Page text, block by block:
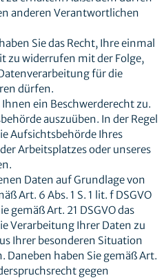
anderen Verantwortlichen
Sie das Recht, Ihre einmal
zu widerrufen mit der Folge,
für die
dürfen.
ein Beschwerderecht zu.
auszuüben. In der Regel
Aufsichtsbehörde Ihres
Arbeitsplatzes oder unseres
Daten auf Grundlage von
Art. 6 Abs. 1 S. 1 lit. f DSGVO
gemäß Art. 21 DSGVO das
Verarbeitung Ihrer Daten zu
Ihrer besonderen Situation
Daneben haben Sie gemäß Art.
gegen